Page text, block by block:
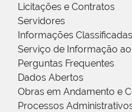
Licitações e Contratos
Servidores
Informações Classificadas
Serviço de Informação ao
Perguntas Frequentes
Dados Abertos
Obras em Andamento e
Processos